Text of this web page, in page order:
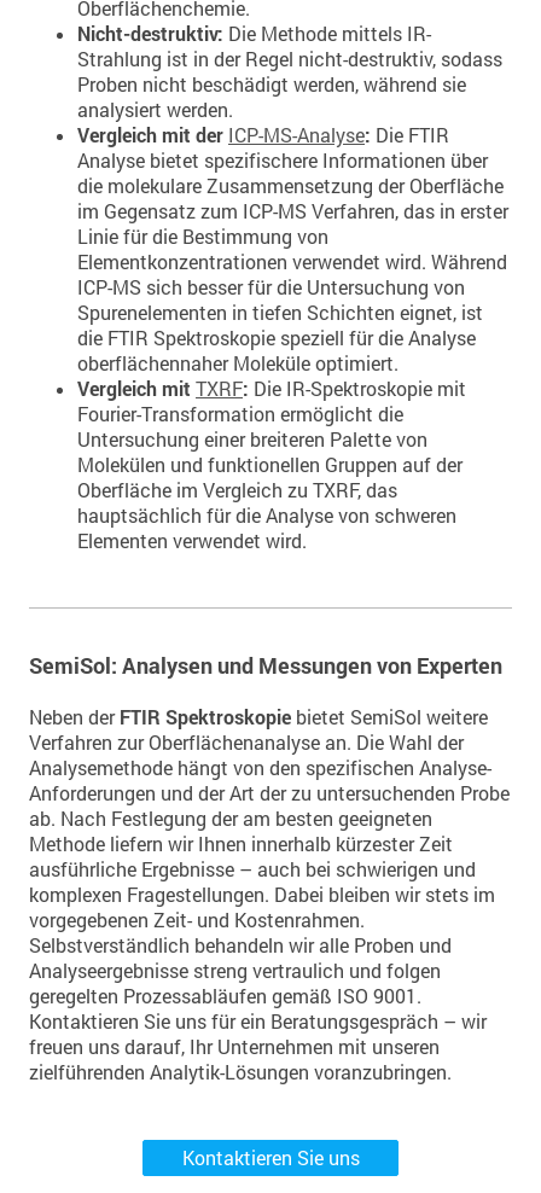
Oberflächenchemie.
Nicht-destruktiv: Die Methode mittels IR-
Strahlung ist in der Regel nicht-destruktiv, sodass
Proben nicht beschädigt werden, während sie
analysiert werden.
Vergleich mit der ICP-MS-Analyse: Die FTIR
Analyse bietet spezifischere Informationen über
die molekulare Zusammensetzung der Oberfläche
im Gegensatz zum ICP-MS Verfahren, das in erster
Linie für die Bestimmung von
Elementkonzentrationen verwendet wird. Während
ICP-MS sich besser für die Untersuchung von
Spurenelementen in tiefen Schichten eignet, ist
die FTIR Spektroskopie speziell für die Analyse
oberflächennaher Moleküle optimiert.
Vergleich mit TXRF: Die IR-Spektroskopie mit
Fourier-Transformation ermöglicht die
Untersuchung einer breiteren Palette von
Molekülen und funktionellen Gruppen auf der
Oberfläche im Vergleich zu TXRF, das
hauptsächlich für die Analyse von schweren
Elementen verwendet wird.
SemiSol: Analysen und Messungen von Experten
Neben der FTIR Spektroskopie bietet SemiSol weitere
Verfahren zur Oberflächenanalyse an. Die Wahl der
Analysemethode hängt von den spezifischen Analyse-
Anforderungen und der Art der zu untersuchenden Probe
ab. Nach Festlegung der am besten geeigneten
Methode liefern wir Ihnen innerhalb kürzester Zeit
ausführliche Ergebnisse – auch bei schwierigen und
komplexen Fragestellungen. Dabei bleiben wir stets im
vorgegebenen Zeit- und Kostenrahmen.
Selbstverständlich behandeln wir alle Proben und
Analyseergebnisse streng vertraulich und folgen
geregelten Prozessabläufen gemäß ISO 9001.
Kontaktieren Sie uns für ein Beratungsgespräch – wir
freuen uns darauf, Ihr Unternehmen mit unseren
zielführenden Analytik-Lösungen voranzubringen.
Kontaktieren Sie uns